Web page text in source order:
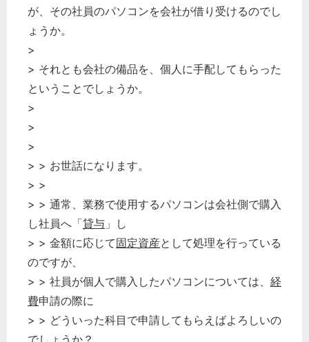
が、その社員のパソコンを会社が借り受けるのでし
ょうか。
>
> それとも会社の備品を、個人に手配してもらった
ということでしょうか。
>
>
>
> > お世話になります。
> >
> > 通常、業務で使用するパソコンは会社側で購入
し社員へ「貸与 」し
> > 金額に応じて固定資産として処理を行っている
のですが、
> > 社員が個人で購入したパソコンについては、 経
費申請の際に
> > どういった科目で申請してもらえばよろしいの
選択してください
労務管理
税務経理
企業法務
総務の給湯室
秘書のノウハウ